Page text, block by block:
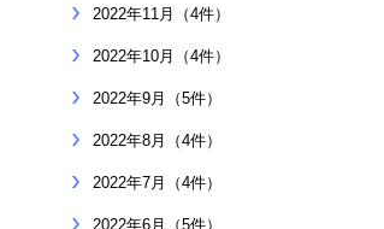
2022年11月（4件）
2022年10月（4件）
2022年9月（5件）
2022年8月（4件）
2022年7月（4件）
2022年6月（5件）